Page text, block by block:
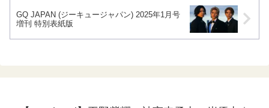
GQ JAPAN (ジーキュージャパン) 2025年1月号
増刊 特別表紙版